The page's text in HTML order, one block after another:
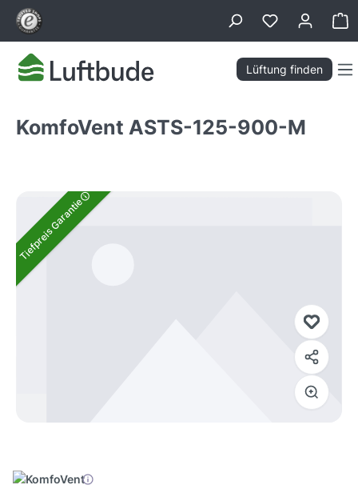
springen
Lüftung finden
KomfoVent ASTS-125-900-M
Bildergalerie überspringen
Tiefpreis Garantie